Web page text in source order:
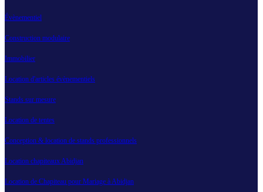
Évènementiel
Construction modulaire
Immobilier
Location d'articles évènementiels
Stands sur mesure
Location de tentes
Conception & location de stands professionnels
Location chapiteaux Abidjan
Location de Chapiteau pour Mariage à Abidjan